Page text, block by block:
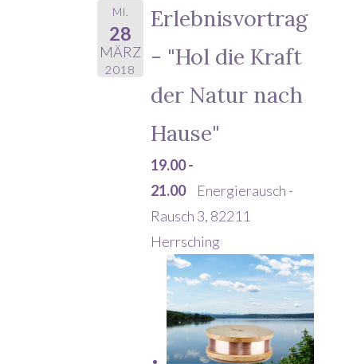
MI.
28
MÄRZ
2018
Erlebnisvortrag
- "Hol die Kraft
der Natur nach
Hause"
19.00 -
21.00
Energierausch -
Rausch 3, 82211
Herrsching